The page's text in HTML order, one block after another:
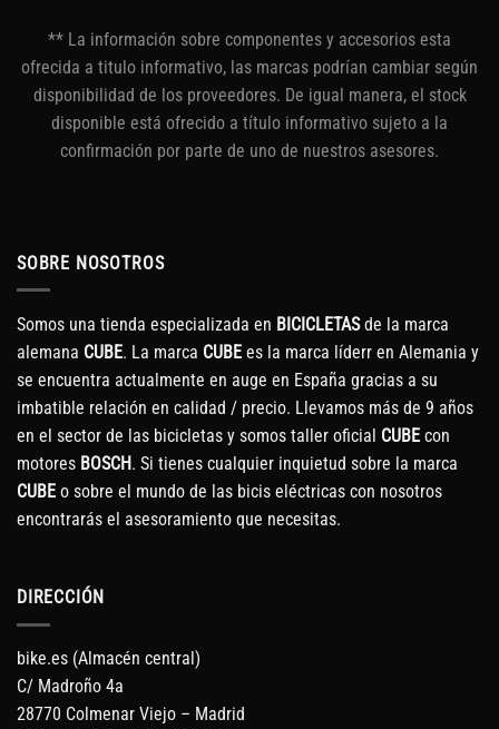
** La información sobre componentes y accesorios esta
ofrecida a titulo informativo, las marcas podrían cambiar según
disponibilidad de los proveedores. De igual manera, el stock
disponible está ofrecido a título informativo sujeto a la
confirmación por parte de uno de nuestros asesores.
SOBRE NOSOTROS
Somos una tienda especializada en BICICLETASde la marca
alemana CUBE. La marca CUBE es la marca líderr en Alemania y
se encuentra actualmente en auge en España gracias a su
imbatible relación en calidad / precio. Llevamos más de 9 años
en el sector de las bicicletas y somos taller oficial CUBE con
motores BOSCH. Si tienes cualquier inquietud sobre la marca
CUBE o sobre el mundo de las bicis eléctricas con nosotros
encontrarás el asesoramiento que necesitas.
DIRECCIÓN
bike.es (Almacén central)
C/ Madroño 4a
28770 Colmenar Viejo – Madrid